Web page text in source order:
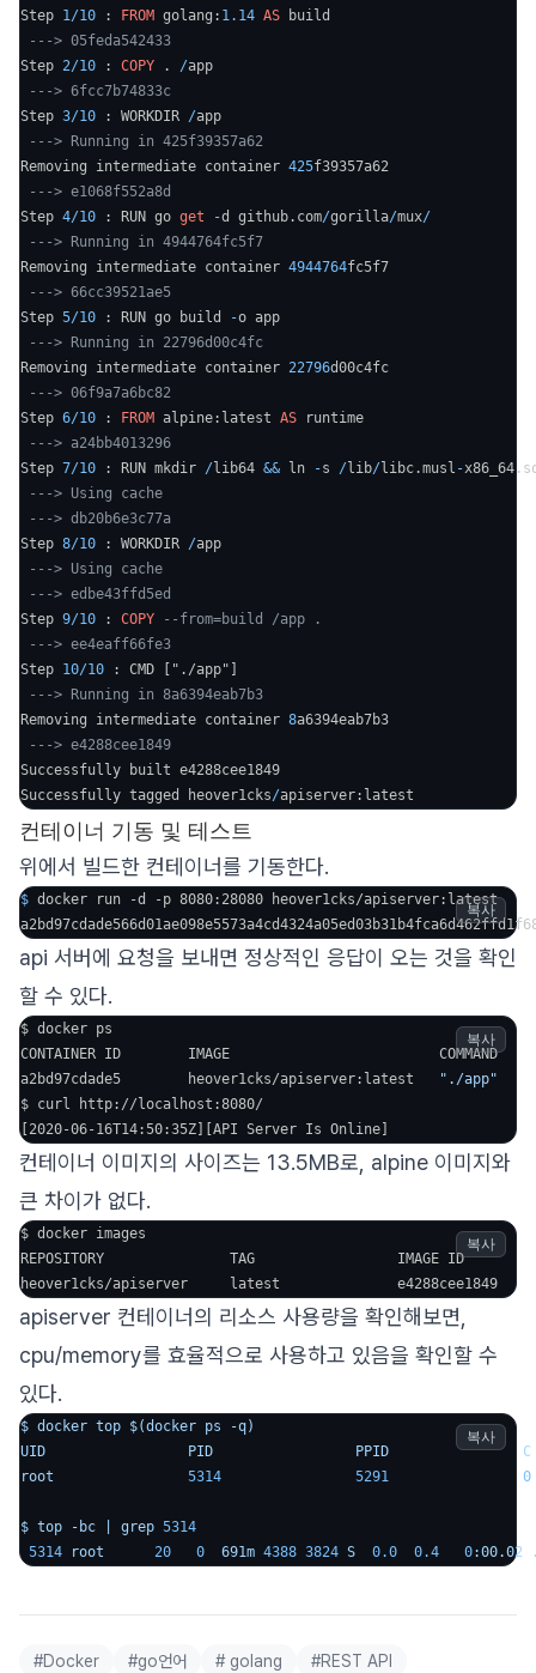
Step 1/10 : FROM golang: 1.14 AS build
---> 05feda542433
Step 2/10 : COPY . /app
---> 6fcc7b74833c
Step 3/10 : WORKDIR /app
---> Running in 425f39357a62
Removing intermediate container 425f39357a62
---> e1068f552a8d
Step 4/10 : RUN go get -d github.com/gorilla/mux/
---> Running in 4944764fc5f7
Removing intermediate container 4944764fc5f7
---> 66cc39521ae5
Step 5/10 : RUN go build -o app
---> Running in 22796d00c4fc
Removing intermediate container 22796d00c4fc
---> 06f9a7a6bc82
Step 6/10 : FROM alpine:latest AS runtime
---> a24bb4013296
Step 7/10 : RUN mkdir /lib64 && ln -s /lib/libc.musl -
---> Using cache
---> db20b6e3c77a
Step 8/10 : WORKDIR /app
---> Using cache
---> edbe43ffd5ed
Step 9/10 : COPY
--from=build /app .
---> ee4eaff66fe3
Step 10/10 : CMD ["./app"]
---> Running in 8a6394eab7b3
Removing intermediate container 8a6394eab7b3
---> e4288cee1849
Successfully built e4288cee1849
Successfully tagged heover1cks/apiserver:latest
컨테이너 기동 및 테스트
위에서 빌드한 컨테이너를 기동한다.
$ docker run -d -p 8080:28080 heover1cks/apiserver:latest
복사
api 서버에 요청을 보내면 정상적인 응답이 오는 것을 확인
할 수 있다.
$ docker ps
CONTAINER ID        IMAGE
a2bd97cdade5        heover1cks/apiserver:latest
"./app"
$ curl http://localhost:8080/
[2020-06-16T14:50:35Z][API Server Is Online]
복사
컨테이너 이미지의 사이즈는 13.5MB로, alpine 이미지와
큰 차이가 없다.
$ docker images
REPOSITORY               TAG                 IMAGE ID
heover1cks/apiserver     latest              e4288cee1849
복사
apiserver 컨테이너의 리소스 사용량을 확인해보면,
cpu/memory를 효율적으로 사용하고 있음을 확인할 수
있다.
$ docker top $(docker ps
-q)
UID
PID PPID
C
root
5314 5291 0
$ top -bc grep 5314
5314
root 20 0 691m 4388 3824 S 0.0 0.4 0:00.02
복사
#Docker #go언어 #golang #REST API